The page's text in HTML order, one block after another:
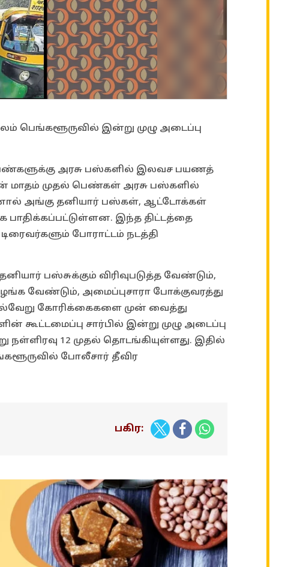
பெங்களூருவில் இன்று முழு அடைப்பு
அரசு பஸ்களில் இலவச பயணத்
மாதம் முதல் பெண்கள் அரசு பஸ்களில்
அங்கு தனியார் பஸ்கள், ஆட்டோக்கள்
இந்த திட்டத்தை
போராட்டம் நடத்தி
பஸ்சுக்கும் விரிவுபடுத்த வேண்டும்,
வேண்டும், அமைப்புசாரா போக்குவரத்து
கோரிக்கைகளை முன் வைத்து
சார்பில் இன்று முழு அடைப்பு
நள்ளிரவு 12 முதல் தொடங்கியுள்ளது. இதில்
போலீசார் தீவிர
பகிர: